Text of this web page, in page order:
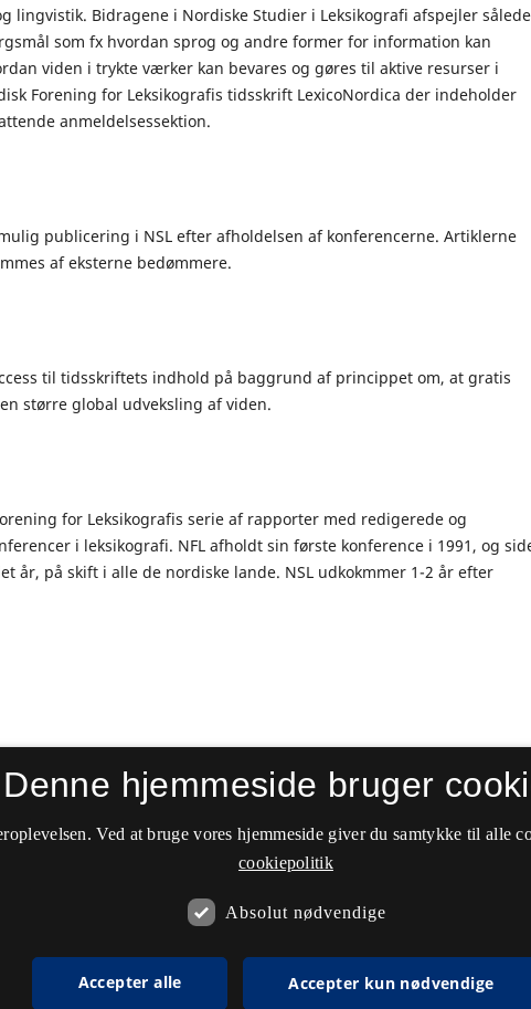
Bidragene i Nordiske Studier i Leksikografi afspejler
som fx hvordan sprog og andre former for information kan
viden i trykte værker kan bevares og gøres til aktive resurser i
Forening for Leksikografis tidsskrift LexicoNordica der indeholder
anmeldelsessektion.
publicering i NSL efter afholdelsen af konferencerne. Artiklerne
af eksterne bedømmere.
til tidsskriftets indhold på baggrund af princippet om, at gratis
større global udveksling af viden.
for Leksikografis serie af rapporter med redigerede og
i leksikografi. NFL afholdt sin første konference i 1991, og
år, på skift i alle de nordiske lande. NSL udkokmmer 1-2 år efter
Denne hjemmeside bruger
Ved at bruge vores hjemmeside giver du samtykke til alle
cookiepolitik
Absolut nødvendige
Accepter alle Accepter kun nødvendige